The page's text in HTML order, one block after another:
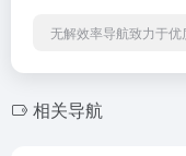
无解效率导航致力于优
相关导航